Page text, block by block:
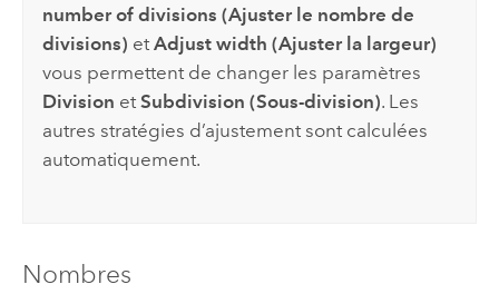
number of divisions (Ajuster le nombre de
divisions) etAdjust width (Ajuster la largeur)
vous permettent de changer les paramètres
Division etSubdivision (Sous-division). Les
autres stratégies d’ajustement sont calculées
automatiquement.
Nombres